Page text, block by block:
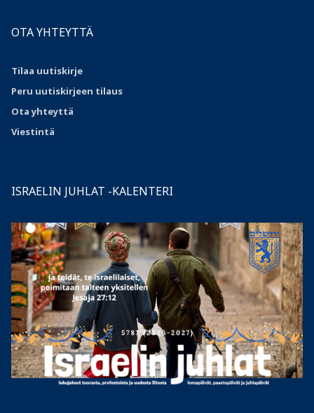
OTA YHTEYTTÄ
Tilaa uutiskirje
Peru uutiskirjeen tilaus
Otayhteyttä
Viestintä
ISRAELIN JUHLAT -KALENTERI